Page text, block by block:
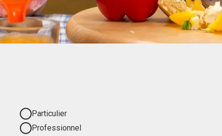
Particulier
Professionnel